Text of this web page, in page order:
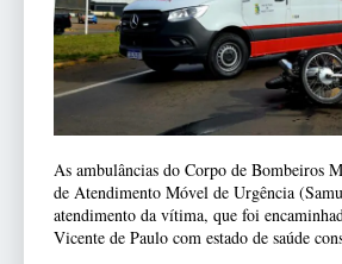
As ambulâncias do Corpo de Bombeiros
de Atendimento Móvel de Urgência
atendimento da vítima, que foi
Vicente de Paulo com estado de saúde